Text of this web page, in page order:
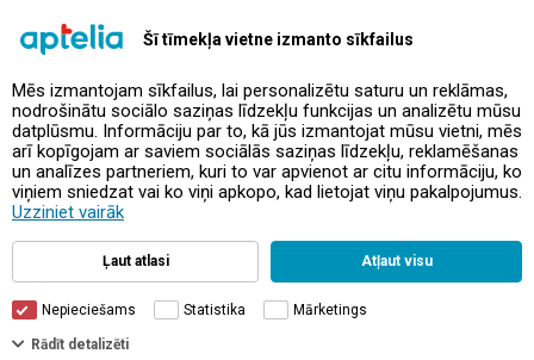
Šī tīmekļa vietne izmanto sīkfailus
Mēs izmantojam sīkfailus, lai personalizētu saturu un reklāmas,
nodrošinātu sociālo saziņas līdzekļu funkcijas un analizētu mūsu
datplūsmu. Informāciju par to, kā jūs izmantojat mūsu vietni, mēs
arī kopīgojam ar saviem sociālās saziņas līdzekļu, reklamēšanas
un analīzes partneriem, kuri to var apvienot ar citu informāciju, ko
viņiem sniedzat vai ko viņi apkopo, kad lietojat viņu pakalpojumus.
Uzziniet vairāk
Ļaut atlasi Atļaut visu
Nepieciešams Statistika Mārketings
Rādīt detalizēti
Piedāvājumi un akcijas
Kontakti